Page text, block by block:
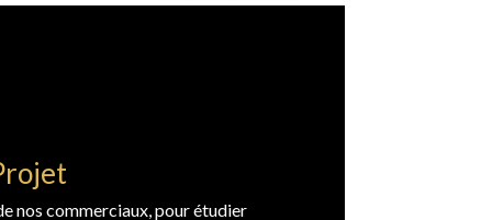
nos commerciaux, pour étudier